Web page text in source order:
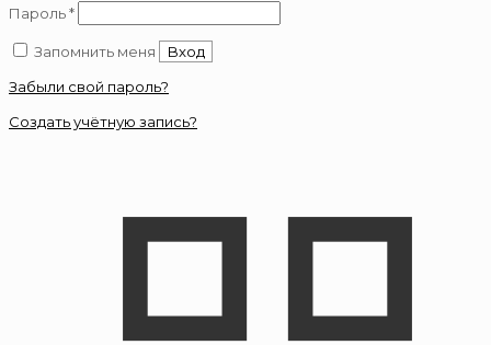
Пароль*Обязательно
Запомнить меня
Вход
Забыли свой пароль?
Создать учётную запись?